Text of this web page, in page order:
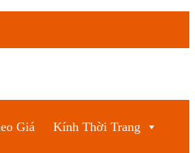
Giá
Kính Thời Trang